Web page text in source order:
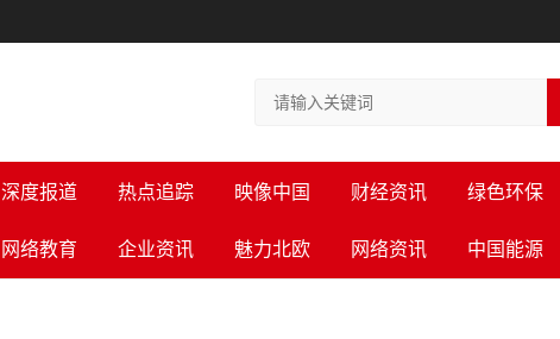
深度报道 热点追踪 映像中国 财经资讯 绿色环保
网络教育 企业资讯 魅力北欧 网络资讯 中国能源